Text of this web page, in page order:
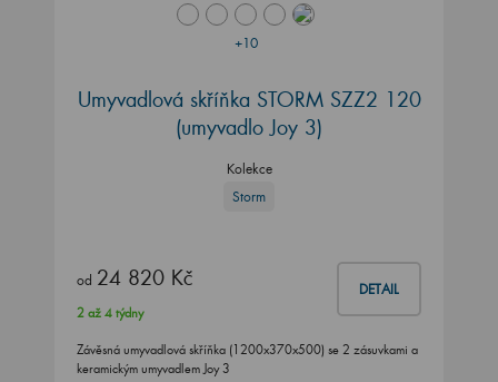
+10
Umyvadlová skříňka STORM SZZ2 120
(umyvadlo Joy 3)
Kolekce
Storm
od 24 820 Kč DETAIL
2 až 4 týdny
Závěsná umyvadlová skříňka (1200x370x500) se 2 zásuvkami a
keramickým umyvadlem Joy 3